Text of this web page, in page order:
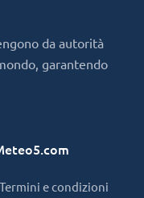
da autorità
garantendo
Termini e condizioni